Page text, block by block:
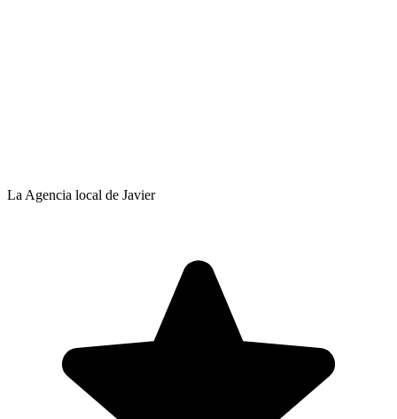
La Agencia local de Javier